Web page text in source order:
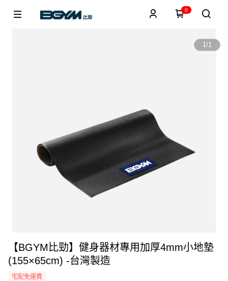
0
1/1
【BGYM比勁】健身器材專用加厚4mm小地墊
(155×65cm) -台灣製造
宅配免運費